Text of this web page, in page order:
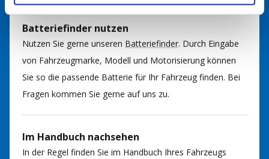
Batteriefinder nutzen
Nutzen Sie gerne unseren Batteriefinder. Durch Eingabe
von Fahrzeugmarke, Modell und Motorisierung können
Sie so die passende Batterie für Ihr Fahrzeug finden. Bei
Fragen kommen Sie gerne auf uns zu.
Im Handbuch nachsehen
In der Regel finden Sie im Handbuch Ihres Fahrzeugs